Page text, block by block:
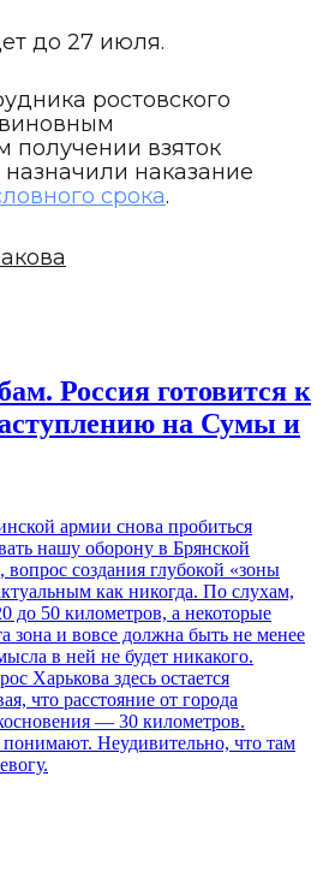
до 27 июля.
ростовского
получении взяток
наказание
срока.
Россия готовится к
на Сумы и
армии снова пробиться
нашу оборону в Брянской
вопрос создания глубокой «зоны
как никогда. По слухам,
до 50 километров, а некоторые
зона и вовсе должна быть не менее
в ней не будет никакого.
Харькова здесь остается
что расстояние от города
— 30 километров.
понимают. Неудивительно, что там